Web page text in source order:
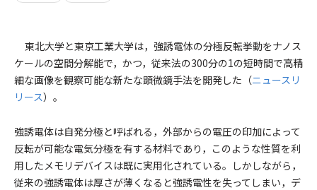
東北大学と東京工業大学は，強誘電体の分極反転挙動をナノス
ケールの空間分解能で，かつ，従来法の300分の1の短時間で高精
細な画像を観察可能な新たな顕微鏡手法を開発した（ニュースリ
リース）。
強誘電体は自発分極と呼ばれる，外部からの電圧の印加によって
反転が可能な電気分極を有する材料であり，このような性質を利
用したメモリデバイスは既に実用化されている。しかしながら，
従来の強誘電体は厚さが薄くなると強誘電性を失ってしまい，デ